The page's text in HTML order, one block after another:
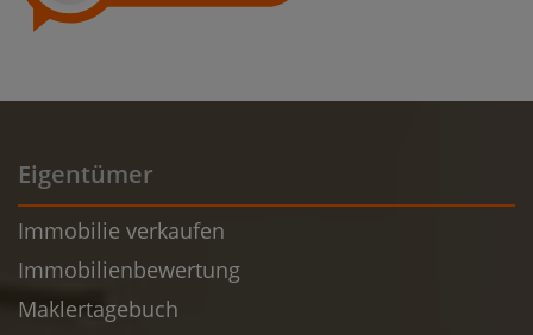
Eigentümer
Immobilie verkaufen
Immobilienbewertung
Maklertagebuch